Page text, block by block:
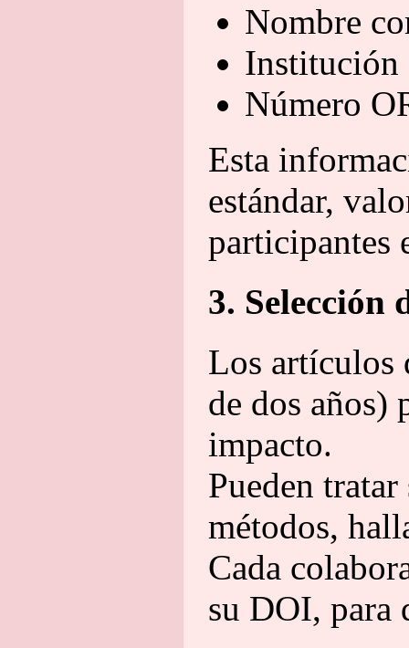
Nombre
Institución
Número
Esta
estándar,
participantes
3. Selección
Los artículos
de dos años)
impacto.
Pueden
métodos,
Cada
su DOI, para